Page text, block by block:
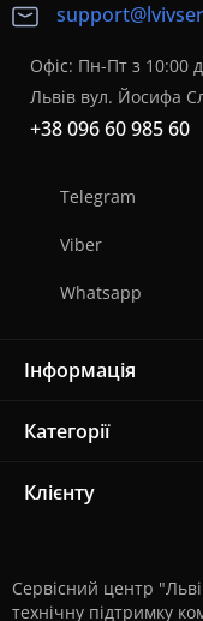
Офіс: Пн-Пт з 10:00
Львів вул. Йосифа
+38 096 60 985 60
Telegram
Viber
Whatsapp
Інформація
Категорії
Клієнту
Сервісний центр
технічну підтримку